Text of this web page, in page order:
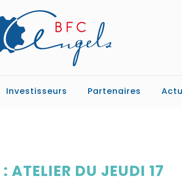
Investisseurs Partenaires
ATELIER DU JEUDI 17